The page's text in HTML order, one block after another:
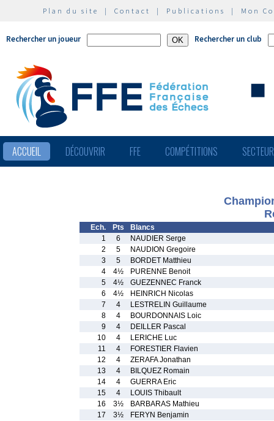
Plan du site | Contact | Publications | Mon
Rechercher un joueur Rechercher un club
ACCUEIL DÉCOUVRIR FFE COMPÉTITIONS
Ech. Pts
Blancs
1
6
NAUDIER Serge
2
5
NAUDION Gregoire
3
5
BORDET Matthieu
4
4½
PURENNE Benoit
5
4½
GUEZENNEC Franck
6
4½
HEINRICH Nicolas
7
4
LESTRELIN Guillaume
8
4
BOURDONNAIS Loic
9
4
DEILLER Pascal
10
4
LERICHE Luc
11
4
FORESTIER Flavien
12
4
ZERAFA Jonathan
13
4
BILQUEZ Romain
14
4
GUERRA Eric
15
4
LOUIS Thibault
16
3½
BARBARAS Mathieu
17
3½
FERYN Benjamin